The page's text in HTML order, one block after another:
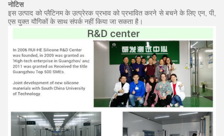
नोटिस
इस उत्पाद को प्लैटिनम के उत्प्रेरक प्रभाव को प्रभावित करने से बचने के लिए एन, पी,
एस युक्त यौगिकों के साथ संपर्क नहीं किया जा सकता है।